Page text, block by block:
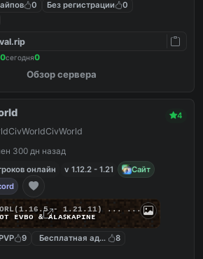
0 Без регистрации
0
0сегодня0
Обзор сервера
4
300 дн назад
онлайн
v 1.12.2 - 1.21
Сайт
RL (1.16.5 - 1.21.11) ... ...
ᴇᴠʙᴏ & ᴀʟᴀꜱᴋᴀᴘɪɴᴇ
PVP 9 Бесплатная админка
8